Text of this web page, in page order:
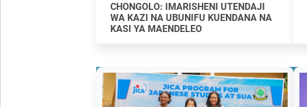
CHONGOLO: IMARISHENI UTENDAJI
WA KAZI NA UBUNIFU KUENDANA NA
KASI YA MAENDELEO